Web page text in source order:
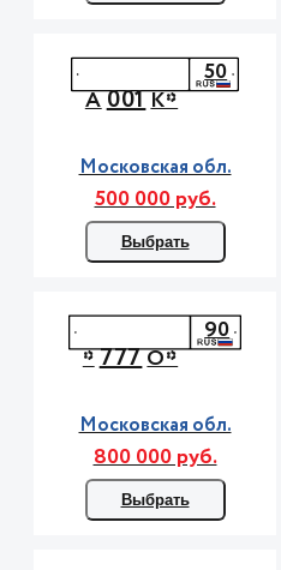
А001К*
50
Московская обл.
500 000 руб.
Выбрать
*777О*
90
Московская обл.
800 000 руб.
Выбрать